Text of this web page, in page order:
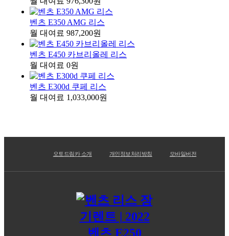
벤츠 E350 AMG 리스
월 대여료 987,200원
벤츠 E450 카브리올레 리스
월 대여료 0원
벤츠 E300d 쿠페 리스
월 대여료 1,033,000원
오토드림카 소개 개인정보처리방침 모바일버전